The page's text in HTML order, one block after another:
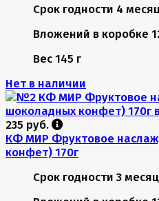
Срок годности 4
Вложений в коробке
Вес 145 г
Нет в наличии
235 руб.
КФ МИР Фруктовое
конфет) 170г
Срок годности 3